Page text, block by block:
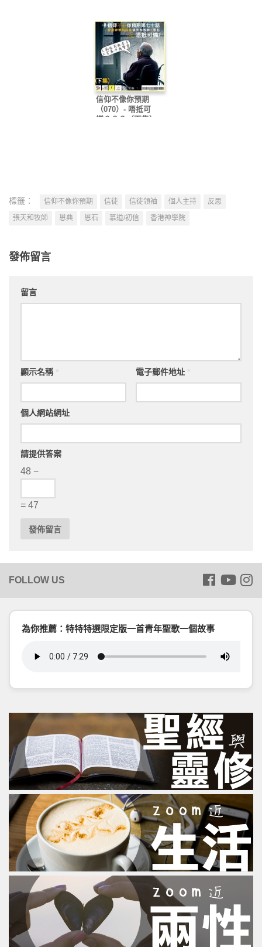
信仰不像你預期
（070）- 唔抵可
憐？？？（下集）
標籤： 信仰不像你預期 信徒 信徒領袖 個人主持
反思
張天和牧師
恩典 恩石 慕道/初信 香港神學院
發佈留言
留言
顯示名稱 電子郵件地址
個人網站網址
請提供答案
48 −
= 47
為你推薦：特特特選限定版一首青年聖歌一個故事